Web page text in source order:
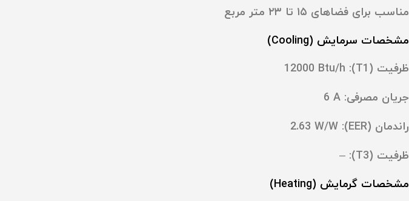
مناسب برای فضاهای ۱۵ تا ۲۳ متر مربع
مشخصات سرمایش (Cooling)
ظرفیت (T1): ‎
12000 Btu/h
جریان مصرفی: ‎6 A
راندمان (EER): ‎2.63 W/W
ظرفیت (T3): ‎–
مشخصات گرمایش (Heating)